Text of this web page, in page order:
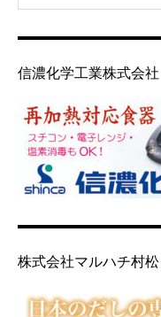
信濃化学工業株式会社
株式会社マルハチ村松